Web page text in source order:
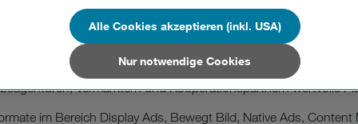
Sie IhrenMedia-Mix
Vermarktern und Kooperationspartnern wertvolle
im Bereich Display Ads, Bewegt Bild, Native Ads,
Unternehmen in Drittstaaten, die ein ähnliches Datenschutzniveau wie
Union aufweisen (z.B. Data Privacy Framework), werden wie
„Nur notwendige Cookies“ wählen, dann sind für Sie nur jene Cookies im
dieser Website unerlässlich sind.
Nur notwendige Cookies
Alle Cookies akzeptieren (inkl. USA)